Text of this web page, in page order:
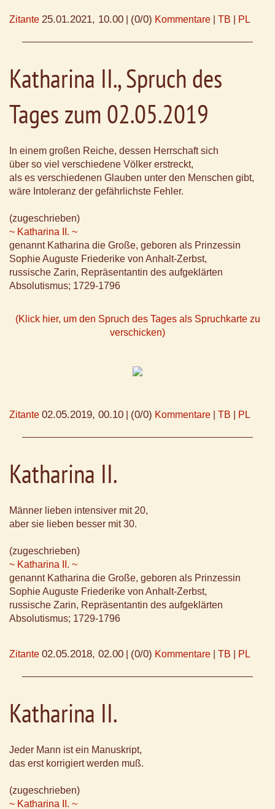
Zitante 25.01.2021, 10.00 (0/0) Kommentare TB PL
Katharina II., Spruch des
Tages zum 02.05.2019
In einem großen Reiche, dessen Herrschaft sich
über so viel verschiedene Völker erstreckt,
als es verschiedenen Glauben unter den Menschen gibt,
wäre Intoleranz der gefährlichste Fehler.
(zugeschrieben)
~ Katharina II. ~
genannt Katharina die Große, geboren als Prinzessin
Sophie Auguste Friederike von Anhalt-Zerbst,
russische Zarin, Repräsentantin des aufgeklärten
Absolutismus; 1729-1796
(Klick hier, um den Spruch des Tages als Spruchkarte zu
verschicken)
Zitante 02.05.2019, 00.10 (0/0) Kommentare TB PL
Katharina II.
Männer lieben intensiver mit 20,
aber sie lieben besser mit 30.
(zugeschrieben)
~ Katharina II. ~
genannt Katharina die Große, geboren als Prinzessin
Sophie Auguste Friederike von Anhalt-Zerbst,
russische Zarin, Repräsentantin des aufgeklärten
Absolutismus; 1729-1796
Zitante 02.05.2018, 02.00 (0/0) Kommentare TB PL
Katharina II.
Jeder Mann ist ein Manuskript,
das erst korrigiert werden muß.
(zugeschrieben)
~ Katharina II. ~